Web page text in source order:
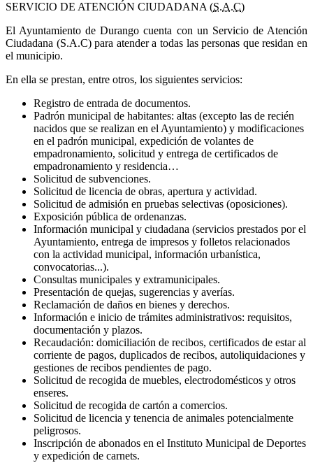
SERVICIO DE ATENCIÓN CIUDADANA (S.A.C)
El Ayuntamiento de Durango cuenta con un Servicio de Atención
Ciudadana (S.A.C) para atender a todas las personas que residan en
el municipio.
En ella se prestan, entre otros, los siguientes servicios:
Registro de entrada de documentos.
Padrón municipal de habitantes: altas (excepto las de recién
nacidos que se realizan en el Ayuntamiento) y modificaciones
en el padrón municipal, expedición de volantes de
empadronamiento, solicitud y entrega de certificados de
empadronamiento y residencia…
Solicitud de subvenciones.
Solicitud de licencia de obras, apertura y actividad.
Solicitud de admisión en pruebas selectivas (oposiciones).
Exposición pública de ordenanzas.
Información municipal y ciudadana (servicios prestados por el
Ayuntamiento, entrega de impresos y folletos relacionados
con la actividad municipal, información urbanística,
convocatorias...).
Consultas municipales y extramunicipales.
Presentación de quejas, sugerencias y averías.
Reclamación de daños en bienes y derechos.
Información e inicio de trámites administrativos: requisitos,
documentación y plazos.
Recaudación: domiciliación de recibos, certificados de estar al
corriente de pagos, duplicados de recibos, autoliquidaciones y
gestiones de recibos pendientes de pago.
Solicitud de recogida de muebles, electrodomésticos y otros
enseres.
Solicitud de recogida de cartón a comercios.
Solicitud de licencia y tenencia de animales potencialmente
peligrosos.
Inscripción de abonados en el Instituto Municipal de Deportes
y expedición de carnets.